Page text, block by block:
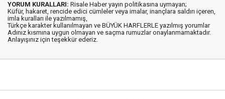
YORUM KURALLARI: Risale Haber yayın politikasına uymayan;
Küfür, hakaret, rencide edici cümleler veya imalar, inançlara saldırı içeren,
imla kuralları ile yazılmamış,
Türkçe karakter kullanılmayan ve BÜYÜK HARFLERLE yazılmış yorumlar
Adınız kısmına uygun olmayan ve saçma rumuzlar onaylanmamaktadır.
Anlayışınız için teşekkür ederiz.